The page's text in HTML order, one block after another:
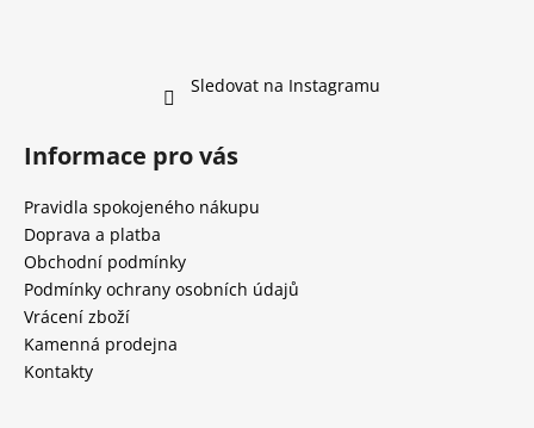
Sledovat na Instagramu
Informace pro vás
Pravidla spokojeného nákupu
Doprava a platba
Obchodní podmínky
Podmínky ochrany osobních údajů
Vrácení zboží
Kamenná prodejna
Kontakty